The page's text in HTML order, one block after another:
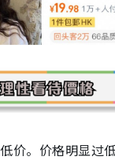
价。价格明显过